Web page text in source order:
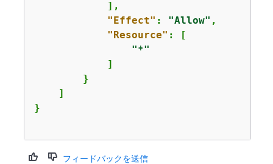
            ],
"Effect" : "Allow" ,
"Resource" : [
"*"
            ]
        }
    ]
フィードバックを送信